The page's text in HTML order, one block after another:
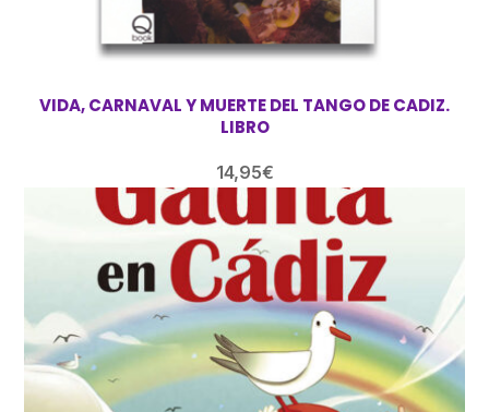
VIDA, CARNAVAL Y MUERTE DEL TANGO DE CADIZ.
LIBRO
14,95€